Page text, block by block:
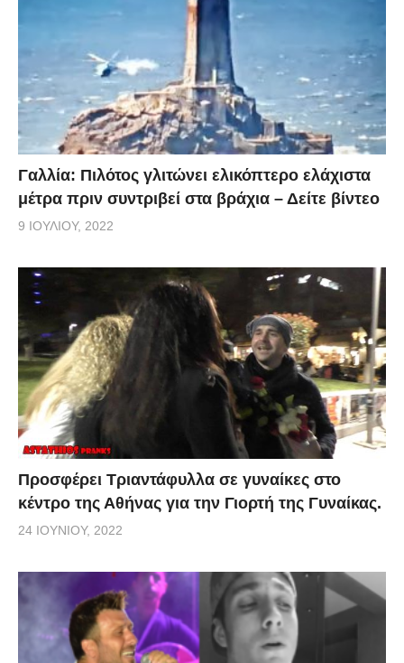
Γαλλία: Πιλότος γλιτώνει ελικόπτερο ελάχιστα
μέτρα πριν συντριβεί στα βράχια – Δείτε βίντεο
9 ΙΟΥΛΊΟΥ, 2022
Προσφέρει Τριαντάφυλλα σε γυναίκες στο
κέντρο της Αθήνας για την Γιορτή της Γυναίκας.
24 ΙΟΥΝΊΟΥ, 2022